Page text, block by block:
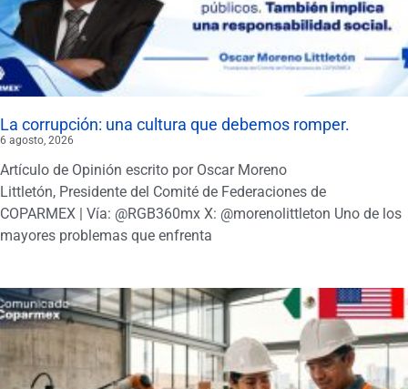
La corrupción: una cultura que debemos romper.
6 agosto, 2026
Artículo de Opinión escrito por Oscar Moreno
Littletón, Presidente del Comité de Federaciones de
COPARMEX | Vía: @RGB360mx X: @morenolittleton Uno de los
mayores problemas que enfrenta